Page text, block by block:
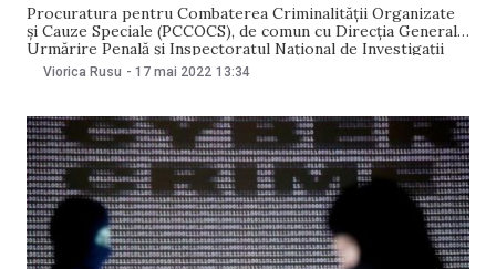
Procuratura pentru Combaterea Criminalității Organizate
și Cauze Speciale (PCCOCS), de comun cu Direcția Generală
Urmărire Penală și Inspectoratul Național de Investigații
din cadrul Poliției, au terminat urmărirea penală în privința
Taraclia, care-și făcea
Viorica Rusu - 17 mai 2022 13:34